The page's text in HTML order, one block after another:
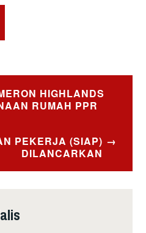
HIGHLANDS
RUMAH PPR
PEKERJA (SIAP)
DILANCARKAN